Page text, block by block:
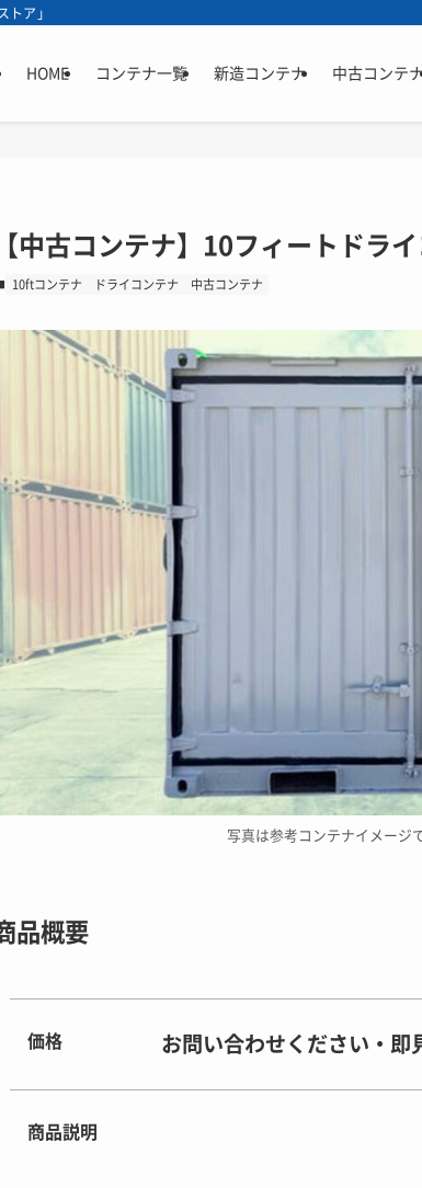
トア」
HOME コンテナ一覧 新造コンテナ 中古コンテ
【中古コンテナ】10フィートドラ
10ftコンテナ ドライコンテナ 中古コンテナ
写真は参考コンテナイメージ
品概要
価格 お問い合わせください・即
商品説明